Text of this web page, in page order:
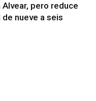
pero reduce
nueve a seis